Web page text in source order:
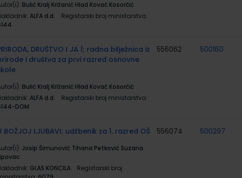
Bulić Kralj Križanić Hlad Kovač Kosorčić
ALFA d.d.
Registarski broj ministarstva:
DRUŠTVO I JA 1; radna bilježnica iz
i društva za prvi razred osnovne
Bulić Kralj Križanić Hlad Kovač Kosorčić
ALFA d.d.
Registarski broj ministarstva:
DOM
556062 500160
BOŽJOJ LJUBAVI; udžbenik za 1. razred OŠ
Josip Šimunović Tihana Petković Suzana
GLAS KONCILA
Registarski broj
556074 500297